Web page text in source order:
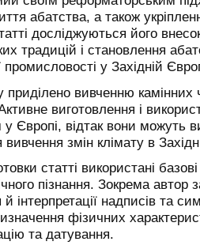
абатства, а також
досліджуються його
тради­цій і становлення
промисловості у Західній
приділено вивченню
виготовлення і
Європі, відтак вони можуть
змін клімату в
статті використані
пізнання. Зокрема автор
інтерпретації надписів та
фізичних
та датування.